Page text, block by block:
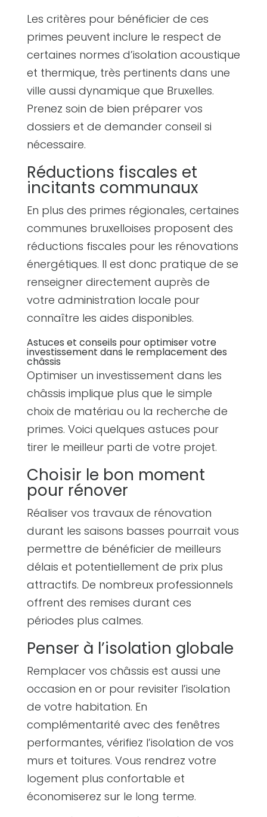
Les critères pour bénéficier de ces
primes peuvent inclure le respect de
certaines normes d’isolation acoustique
et thermique, très pertinents dans une
ville aussi dynamique que Bruxelles.
Prenez soin de bien préparer vos
dossiers et de demander conseil si
nécessaire.
Réductions fiscales et
incitants communaux
En plus des primes régionales, certaines
communes bruxelloises proposent des
réductions fiscales pour les rénovations
énergétiques. Il est donc pratique de se
renseigner directement auprès de
votre administration locale pour
connaître les aides disponibles.
Astuces et conseils pour optimiser votre
investissement dans le remplacement des
châssis
Optimiser un investissement dans les
châssis implique plus que le simple
choix de matériau ou la recherche de
primes. Voici quelques astuces pour
tirer le meilleur parti de votre projet.
Choisir le bon moment
pour rénover
Réaliser vos travaux de rénovation
durant les saisons basses pourrait vous
permettre de bénéficier de meilleurs
délais et potentiellement de prix plus
attractifs. De nombreux professionnels
offrent des remises durant ces
périodes plus calmes.
Penser à l’isolation globale
Remplacer vos châssis est aussi une
occasion en or pour revisiter l’isolation
de votre habitation. En
complémentarité avec des fenêtres
performantes, vérifiez l’isolation de vos
murs et toitures. Vous rendrez votre
logement plus confortable et
économiserez sur le long terme.